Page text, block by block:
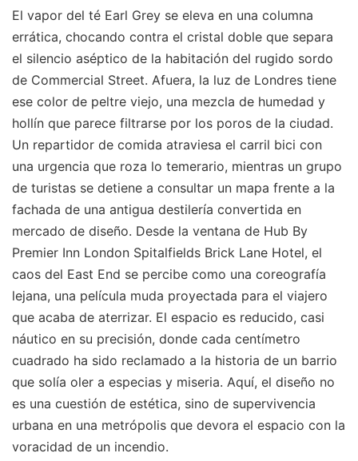
El vapor del té Earl Grey se eleva en una columna
errática, chocando contra el cristal doble que separa
el silencio aséptico de la habitación del rugido sordo
de Commercial Street. Afuera, la luz de Londres tiene
ese color de peltre viejo, una mezcla de humedad y
hollín que parece filtrarse por los poros de la ciudad.
Un repartidor de comida atraviesa el carril bici con
una urgencia que roza lo temerario, mientras un grupo
de turistas se detiene a consultar un mapa frente a la
fachada de una antigua destilería convertida en
mercado de diseño. Desde la ventana de Hub By
Premier Inn London Spitalfields Brick Lane Hotel, el
caos del East End se percibe como una coreografía
lejana, una película muda proyectada para el viajero
que acaba de aterrizar. El espacio es reducido, casi
náutico en su precisión, donde cada centímetro
cuadrado ha sido reclamado a la historia de un barrio
que solía oler a especias y miseria. Aquí, el diseño no
es una cuestión de estética, sino de supervivencia
urbana en una metrópolis que devora el espacio con la
voracidad de un incendio.